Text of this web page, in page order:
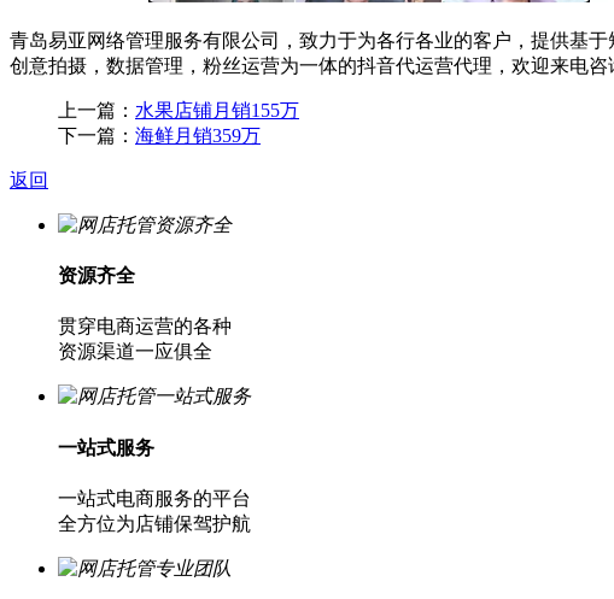
青岛易亚网络管理服务有限公司，致力于为各行各业的客户，提供基
创意拍摄，数据管理，粉丝运营为一体的抖音代运营代理，欢迎来电咨
上一篇： 水果店铺月销155万
下一篇： 海鲜月销359万
返回
资源齐全
贯穿电商运营的各种
资源渠道一应俱全
一站式服务
一站式电商服务的平台
全方位为店铺保驾护航